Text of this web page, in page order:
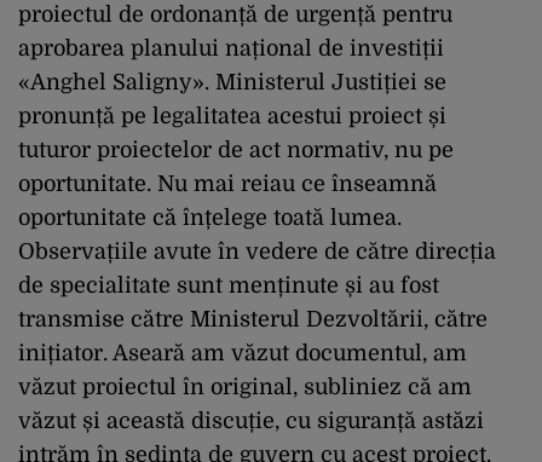
proiectul de ordonanță de urgență pentru
aprobarea planului național de investiții
«Anghel Saligny». Ministerul Justiției se
pronunță pe legalitatea acestui proiect și
tuturor proiectelor de act normativ, nu pe
oportunitate. Nu mai reiau ce înseamnă
oportunitate că înțelege toată lumea.
Observațiile avute în vedere de către direcția
de specialitate sunt menținute și au fost
transmise către Ministerul Dezvoltării, către
inițiator. Aseară am văzut documentul, am
văzut proiectul în original, subliniez că am
văzut și această discuție, cu siguranță astăzi
intrăm în ședința de guvern cu acest proiect.